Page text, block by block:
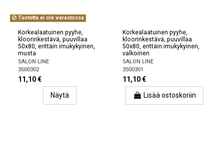
Tuotetta ei ole varastossa
Korkealaatuinen pyyhe,
kloorinkestävä, puuvillaa
50x80, erittäin imukykyinen,
musta
SALON LINE
3500302
11,10 €
Näytä
Korkealaatuinen pyyhe,
kloorinkestävä, puuvillaa
50x80, erittäin imukykyinen,
valkoinen
SALON LINE
3500301
11,10 €
Lisää ostoskoriin